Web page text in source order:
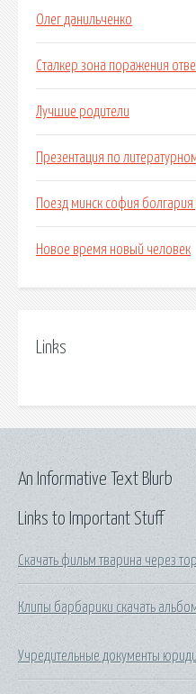
Олег данильченко
Сталкер зона поражения
Лучшие родители
Презентация по
Поезд минск софия
Новое время новый человек
Links
Links to Important Stuff
Скачать фильм тварина через
Клипы барбарики скачать
Учредительные документы
An Informative Text Blurb